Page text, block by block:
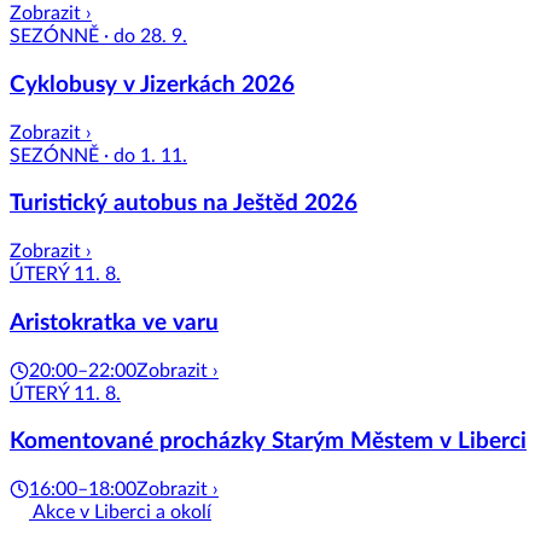
Zobrazit ›
SEZÓNNĚ · do 28. 9.
Cyklobusy v Jizerkách 2026
Zobrazit ›
SEZÓNNĚ · do 1. 11.
Turistický autobus na Ještěd 2026
Zobrazit ›
ÚTERÝ 11. 8.
Aristokratka ve varu
20:00–22:00Zobrazit ›
ÚTERÝ 11. 8.
Komentované procházky Starým Městem v Liberci
16:00–18:00Zobrazit ›
Akce v Liberci a okolí